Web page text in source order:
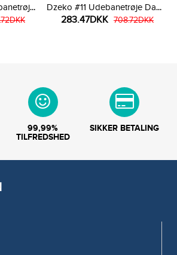
Dzeko #11 Udebanetrøje Dame
VM 2026 Kortærmet
283.47DKK 708.72DKK
99,99%
TILFREDSHED
SIKKER BETALING